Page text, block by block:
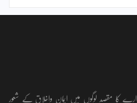
کا مقصد لوگوں میں ایمان واخلاق کے شعور